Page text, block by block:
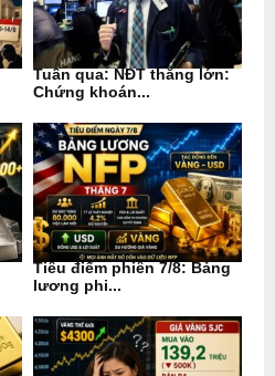
Tuần qua: NĐT thắng lớn:
Chứng khoán...
Tiêu điểm phiên 7/8: Bảng
lương phi...